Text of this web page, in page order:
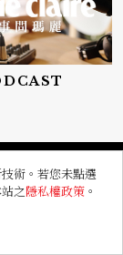
術。若您未點選
之隱私權政策 。